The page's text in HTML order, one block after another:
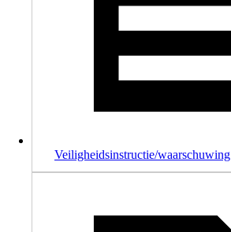
Veiligheidsinstructie/waarschuwing